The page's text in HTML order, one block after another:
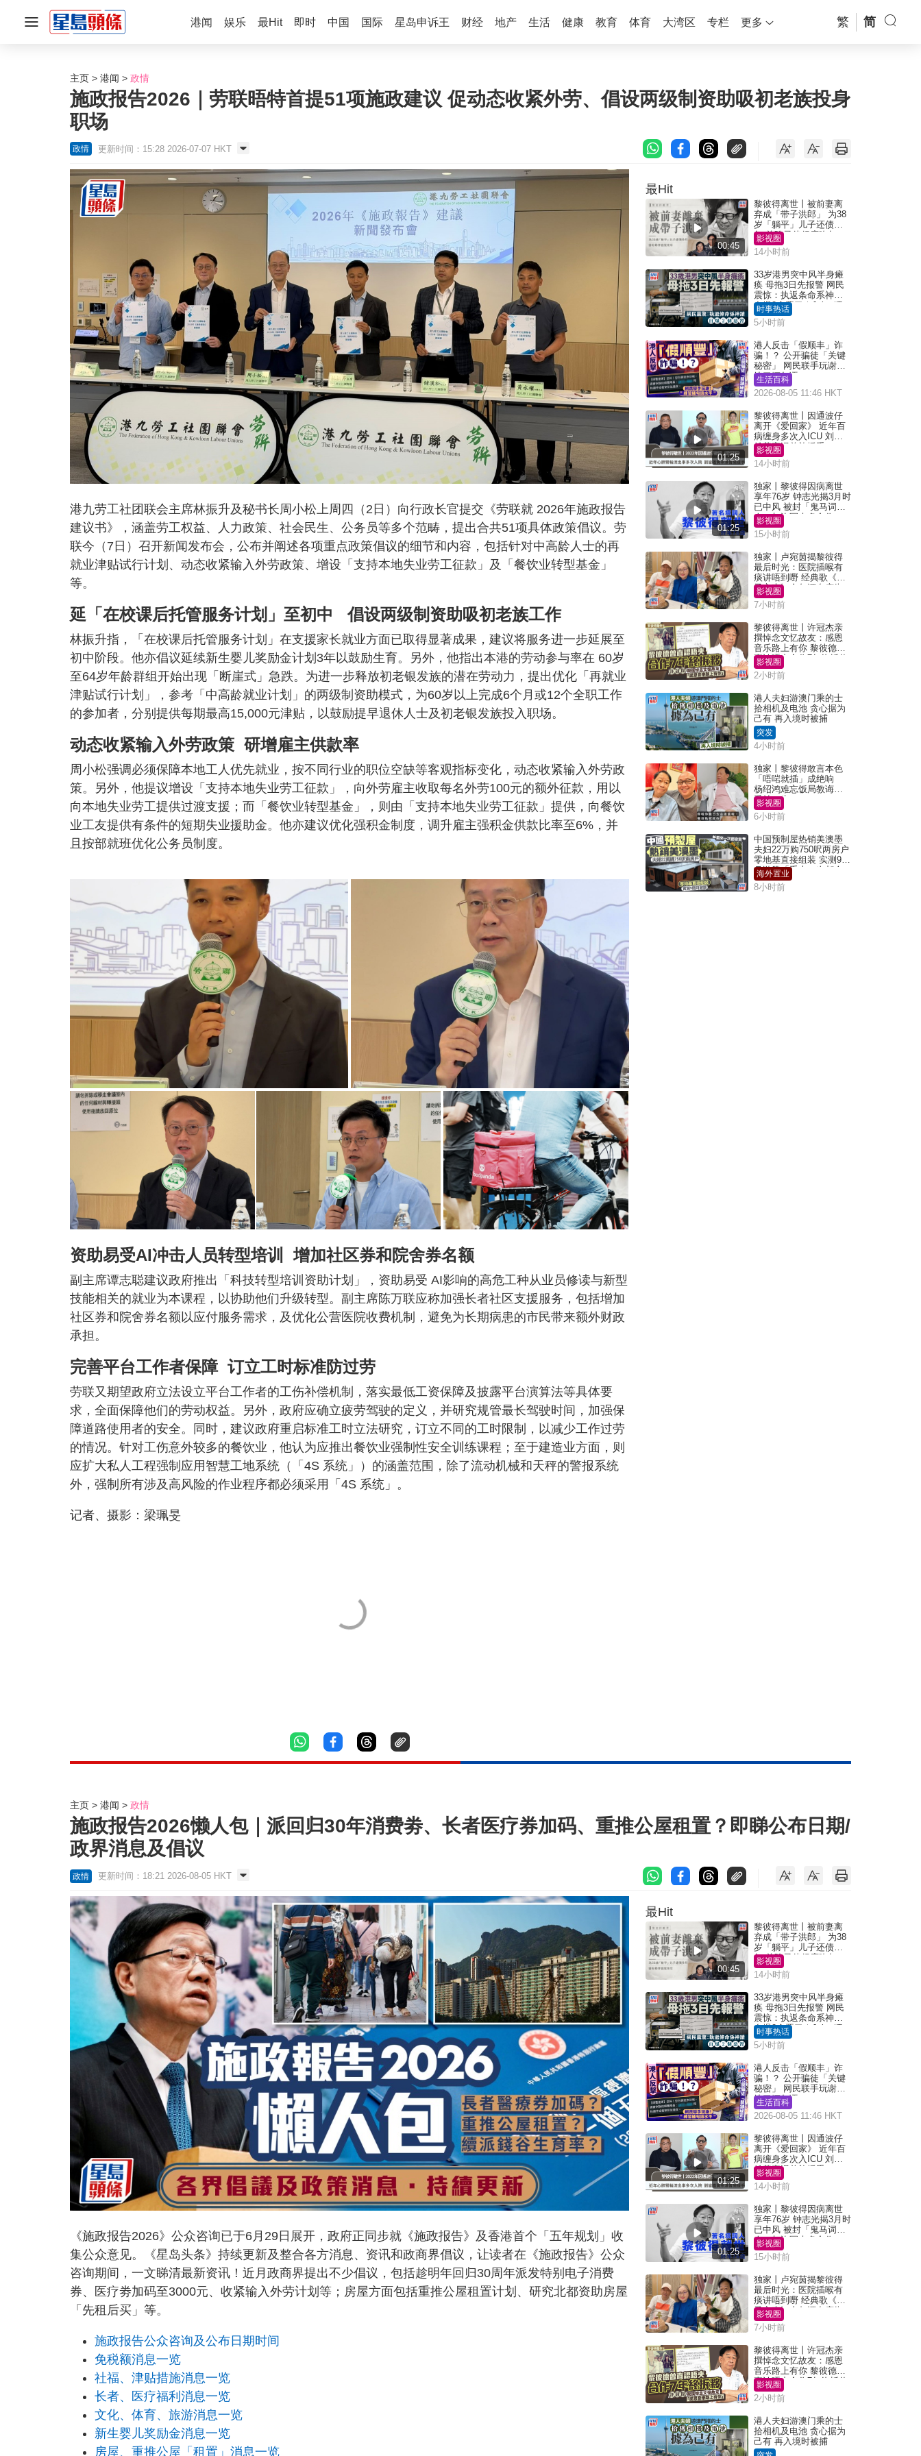
港闻 娱乐 最Hit 即时 中国 国际 星岛申诉王 财经 地产 生活 健康 教育 体育 大湾区 专栏 更多 繁 简
主页 港闻 政情
施政报告2026｜劳联晤特首提51项施政建议 促动态收紧外劳、倡设两级制资助吸初老族投身
职场
政情 更新时间：15:28 2026-07-07 HKT
港九劳工社团联会主席林振升及秘书长周小松上周四（2日）向行政长官提交《劳联就 2026年施政报告
建议书》，涵盖劳工权益、人力政策、社会民生、公务员等多个范畴，提出合共51项具体政策倡议。劳
联今（7日）召开新闻发布会，公布并阐述各项重点政策倡议的细节和内容，包括针对中高龄人士的再
就业津贴试行计划、动态收紧输入外劳政策、增设「支持本地失业劳工征款」及「餐饮业转型基金」
等。
延「在校课后托管服务计划」至初中 倡设两级制资助吸初老族工作
林振升指，「在校课后托管服务计划」在支援家长就业方面已取得显著成果，建议将服务进一步延展至
初中阶段。他亦倡议延续新生婴儿奖励金计划3年以鼓励生育。另外，他指出本港的劳动参与率在 60岁
至64岁年龄群组开始出现「断崖式」急跌。为进一步释放初老银发族的潜在劳动力，提出优化「再就业
津贴试行计划」，参考「中高龄就业计划」的两级制资助模式，为60岁以上完成6个月或12个全职工作
的参加者，分别提供每期最高15,000元津贴，以鼓励提早退休人士及初老银发族投入职场。
动态收紧输入外劳政策 研增雇主供款率
周小松强调必须保障本地工人优先就业，按不同行业的职位空缺等客观指标变化，动态收紧输入外劳政
策。另外，他提议增设「支持本地失业劳工征款」，向外劳雇主收取每名外劳100元的额外征款，用以
向本地失业劳工提供过渡支援；而「餐饮业转型基金」，则由「支持本地失业劳工征款」提供，向餐饮
业工友提供有条件的短期失业援助金。他亦建议优化强积金制度，调升雇主强积金供款比率至6%，并
且按部就班优化公务员制度。
资助易受AI冲击人员转型培训 增加社区券和院舍券名额
副主席谭志聪建议政府推出「科技转型培训资助计划」，资助易受 AI影响的高危工种从业员修读与新型
技能相关的就业为本课程，以协助他们升级转型。副主席陈万联应称加强长者社区支援服务，包括增加
社区券和院舍券名额以应付服务需求，及优化公营医院收费机制，避免为长期病患的市民带来额外财政
承担。
完善平台工作者保障 订立工时标准防过劳
劳联又期望政府立法设立平台工作者的工伤补偿机制，落实最低工资保障及披露平台演算法等具体要
求，全面保障他们的劳动权益。另外，政府应确立疲劳驾驶的定义，并研究规管最长驾驶时间，加强保
障道路使用者的安全。同时，建议政府重启标准工时立法研究，订立不同的工时限制，以减少工作过劳
的情况。针对工伤意外较多的餐饮业，他认为应推出餐饮业强制性安全训练课程；至于建造业方面，则
应扩大私人工程强制应用智慧工地系统（「4S 系统」）的涵盖范围，除了流动机械和天秤的警报系统
外，强制所有涉及高风险的作业程序都必须采用「4S 系统」。
记者、摄影：梁珮旻
最Hit
00:45
黎彼得离世丨被前妻离
弃成「带子洪郎」 为38
岁「躺平」儿子还债多
年 曾盼寻伴侣度晚年
影视圈
14小时前
33岁港男突中风半身瘫
痪 母拖3日先报警 网民
震惊：执返条命系神迹
自爆2个恶习｜Juicy叮
时事热话
5小时前
港人反击「假顺丰」诈
骗！？ 公开骗徒「关键
秘密」 网民联手玩谢：
练习缅甸语
生活百科
2026-08-05 11:46 HKT
01:25
黎彼得离世丨因通波仔
离开《爱回家》 近年百
病缠身多次入ICU 刘銮
雄黄宗泽曾施援手
影视圈
14小时前
01:25
独家丨黎彼得因病离世
享年76岁 钟志光揭3月时
已中风 被封「鬼马词
人」与许冠杰多合作
影视圈
15小时前
独家丨卢宛茵揭黎彼得
最后时光：医院插喉有
痰讲唔到嘢 经典歌《浪
子心声》金句源自庙街
睇相佬
影视圈
7小时前
黎彼得离世丨许冠杰亲
撰悼念文忆故友：感恩
音乐路上有你 黎彼德曾
直认唔夹合作7年终拆伙
影视圈
2小时前
港人夫妇游澳门乘的士
拾相机及电池 贪心据为
己有 再入境时被捕
突发
4小时前
独家丨黎彼得敢言本色
「唔啱就插」成绝响
杨绍鸿难忘饭局教诲：
受益一生
影视圈
6小时前
中国预制屋热销美澳墨
夫妇22万购750呎两房户
零地基直接组装 实测9个
月激赞「重来一次都会
买」
海外置业
8小时前
主页 港闻 政情
施政报告2026懒人包｜派回归30年消费劵、长者医疗券加码、重推公屋租置？即睇公布日期/
政界消息及倡议
政情 更新时间：18:21 2026-08-05 HKT
《施政报告2026》公众咨询已于6月29日展开，政府正同步就《施政报告》及香港首个「五年规划」收
集公众意见。《星岛头条》持续更新及整合各方消息、资讯和政商界倡议，让读者在《施政报告》公众
咨询期间，一文睇清最新资讯！近月政商界提出不少倡议，包括趁明年回归30周年派发特别电子消费
券、医疗劵加码至3000元、收紧输入外劳计划等；房屋方面包括重推公屋租置计划、研究北都资助房屋
「先租后买」等。
施政报告公众咨询及公布日期时间
免税额消息一览
社福、津贴措施消息一览
长者、医疗福利消息一览
文化、体育、旅游消息一览
新生婴儿奖励金消息一览
房屋、重推公屋「租置」消息一览
最Hit
00:45
黎彼得离世丨被前妻离
弃成「带子洪郎」 为38
岁「躺平」儿子还债多
年 曾盼寻伴侣度晚年
影视圈
14小时前
33岁港男突中风半身瘫
痪 母拖3日先报警 网民
震惊：执返条命系神迹
自爆2个恶习｜Juicy叮
时事热话
5小时前
港人反击「假顺丰」诈
骗！？ 公开骗徒「关键
秘密」 网民联手玩谢：
练习缅甸语
生活百科
2026-08-05 11:46 HKT
01:25
黎彼得离世丨因通波仔
离开《爱回家》 近年百
病缠身多次入ICU 刘銮
雄黄宗泽曾施援手
影视圈
14小时前
01:25
独家丨黎彼得因病离世
享年76岁 钟志光揭3月时
已中风 被封「鬼马词
人」与许冠杰多合作
影视圈
15小时前
独家丨卢宛茵揭黎彼得
最后时光：医院插喉有
痰讲唔到嘢 经典歌《浪
子心声》金句源自庙街
睇相佬
影视圈
7小时前
黎彼得离世丨许冠杰亲
撰悼念文忆故友：感恩
音乐路上有你 黎彼德曾
直认唔夹合作7年终拆伙
影视圈
2小时前
港人夫妇游澳门乘的士
拾相机及电池 贪心据为
己有 再入境时被捕